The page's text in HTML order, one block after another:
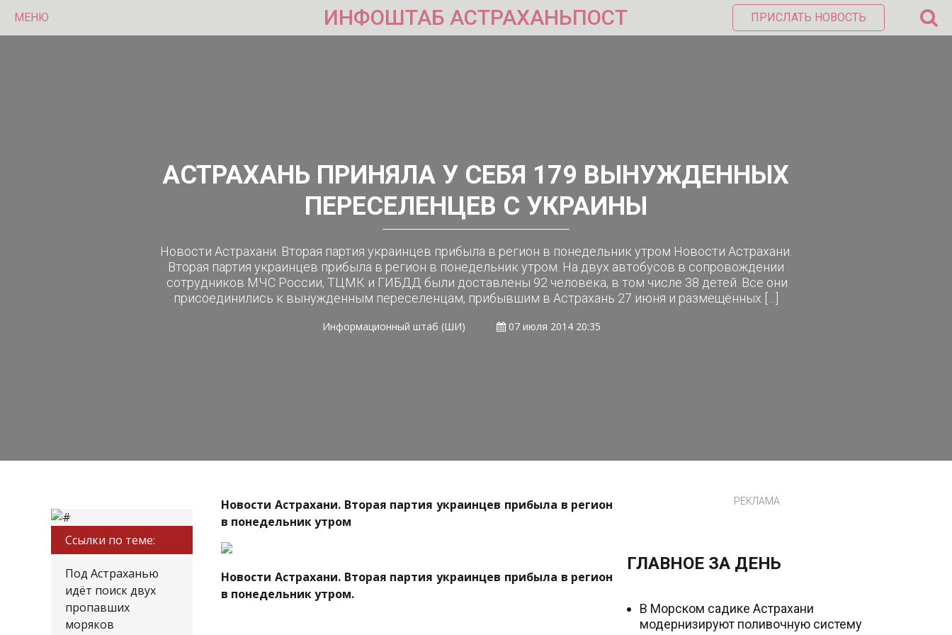
МЕНЮ ИНФОШТАБ АСТРАХАНЬПОСТ ПРИСЛАТЬ НОВОСТЬ
АСТРАХАНЬ ПРИНЯЛА У СЕБЯ 179 ВЫНУЖДЕННЫХ
ПЕРЕСЕЛЕНЦЕВ С УКРАИНЫ
Новости Астрахани. Вторая партия украинцев прибыла в регион в понедельник утром Новости Астрахани.
Вторая партия украинцев прибыла в регион в понедельник утром. На двух автобусов в сопровождении
сотрудников МЧС России, ТЦМК и ГИБДД были доставлены 92 человека, в том числе 38 детей. Все они
присоединились к вынужденным переселенцам, прибывшим в Астрахань 27 июня и размещённых […]
Информационный штаб (ШИ) 07 июля 2014 20:35
Ссылки по теме:
Под Астраханью
идёт поиск двух
пропавших
моряков
Новости Астрахани. Вторая партия украинцев прибыла в регион
в понедельник утром
Новости Астрахани. Вторая партия украинцев прибыла в регион
в понедельник утром.
РЕКЛАМА
ГЛАВНОЕ ЗА ДЕНЬ
В Морском садике Астрахани
модернизируют поливочную систему